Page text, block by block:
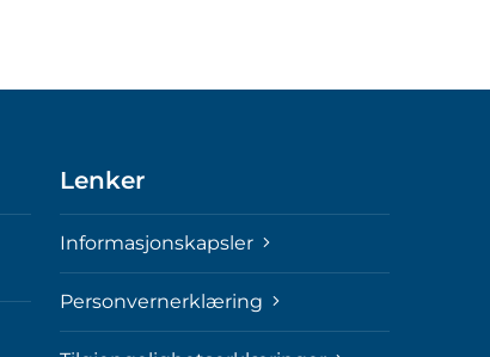
Lenker
Informasjonskapsler
Personvernerklæring